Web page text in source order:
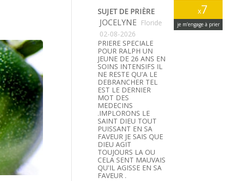
x7
je m’engage à prier
SUJET DE PRIÈRE
JOCELYNE Floride
02-08-2026
PRIERE SPECIALE
POUR RALPH UN
JEUNE DE 26 ANS EN
SOINS INTENSIFS IL
NE RESTE QU'A LE
DEBRANCHER TEL
EST LE DERNIER
MOT DES
MEDECINS
.IMPLORONS LE
SAINT DIEU TOUT
PUISSANT EN SA
FAVEUR JE SAIS QUE
DIEU AGIT
TOUJOURS LA OU
CELA SENT MAUVAIS
QU'IL AGISSE EN SA
FAVEUR .